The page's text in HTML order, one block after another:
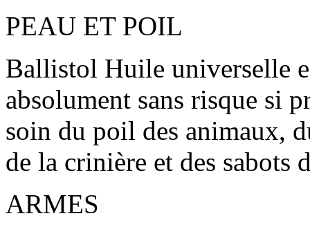
PEAU ET POIL
Ballistol Huile universelle
absolument sans risque si
soin du poil des animaux,
de la crinière et des sabots
ARMES